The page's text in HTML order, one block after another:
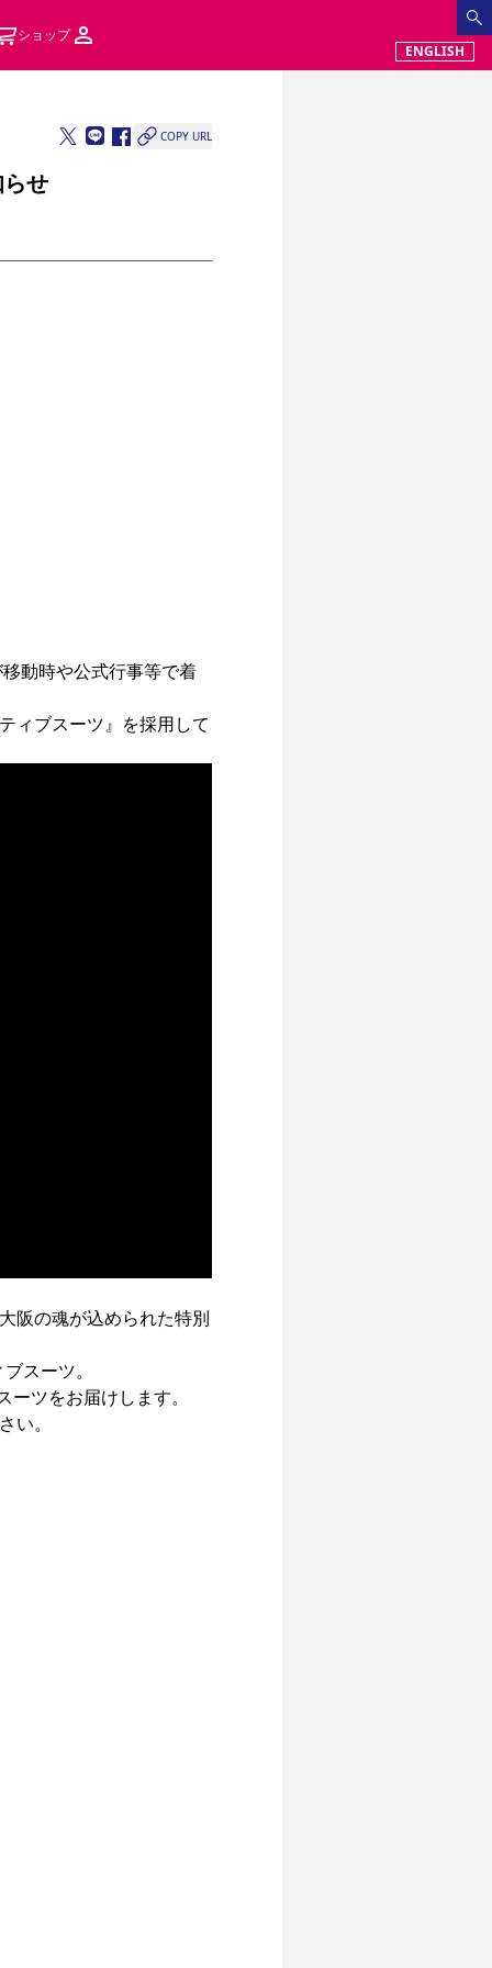
ショップ
ENGLISH
COPY URL
せ
動時や公式行事等で着
ィブスーツ』を採用して
阪の魂が込められた特別
スーツ。
ツをお届けします。
い。